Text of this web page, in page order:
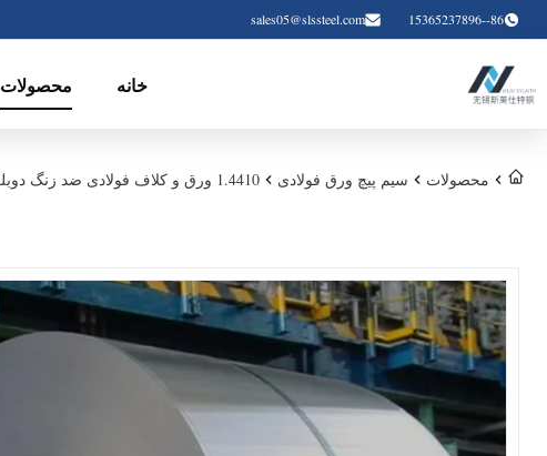
86--15365237896
sales05@slssteel.com
خانه محصولات
محصولات سیم پیچ ورق فولادی 1.4410 ورق و کلاف فولادی ضد زنگ دوبلکس با ضخامت 3/4/5/6 میلی متر و عرض 1500 میلی متر برای کاربردهای صنعتی مقاوم در برابر خوردگی